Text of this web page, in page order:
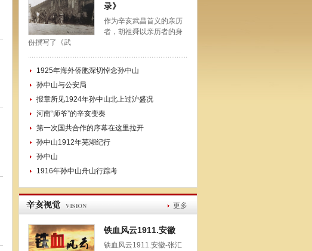
录》
作为辛亥武昌首义的亲历
者，胡祖舜以亲历者的身
份撰写了《武
1925年海外侨胞深切悼念孙中山
孙中山与公安局
报章所见1924年孙中山北上过沪盛况
河南“师爷”的辛亥变奏
第一次国共合作的序幕在这里拉开
孙中山1912年芜湖纪行
孙中山
1916年孙中山舟山行踪考
更多
铁血风云1911.安徽
铁血风云1911.安徽-张汇